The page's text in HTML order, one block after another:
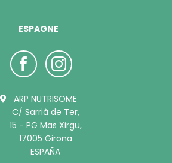
ESPAGNE
ARP NUTRISOME
C/ Sarrià de Ter,
15 - PG Mas Xirgu,
17005 Girona
ESPAÑA